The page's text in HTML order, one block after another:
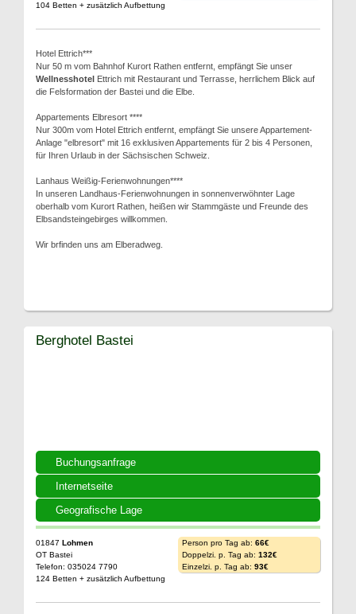
104 Betten + zusätzlich Aufbettung
Hotel Ettrich***
Nur 50 m vom Bahnhof Kurort Rathen entfernt, empfängt Sie unser
Wellnesshotel Ettrich mit Restaurant und Terrasse, herrlichem Blick auf
die Felsformation der Bastei und die Elbe.
Appartements Elbresort ****
Nur 300m vom Hotel Ettrich entfernt, empfängt Sie unsere Appartement-
Anlage "elbresort" mit 16 exklusiven Appartements für 2 bis 4 Personen,
für Ihren Urlaub in der Sächsischen Schweiz.
Lanhaus Weißig-Ferienwohnungen****
In unseren Landhaus-Ferienwohnungen in sonnenverwöhnter Lage
oberhalb vom Kurort Rathen, heißen wir Stammgäste und Freunde des
Elbsandsteingebirges willkommen.
Wir brfinden uns am Elberadweg.
Buchungsanfrage
Internetseite
Geografische Lage
Berghotel Bastei
01847 Lohmen
OT Bastei
Telefon: 035024 7790
124 Betten + zusätzlich Aufbettung
Person pro Tag ab: 66€
Doppelzi. p. Tag ab: 132€
Einzelzi. p. Tag ab: 93€